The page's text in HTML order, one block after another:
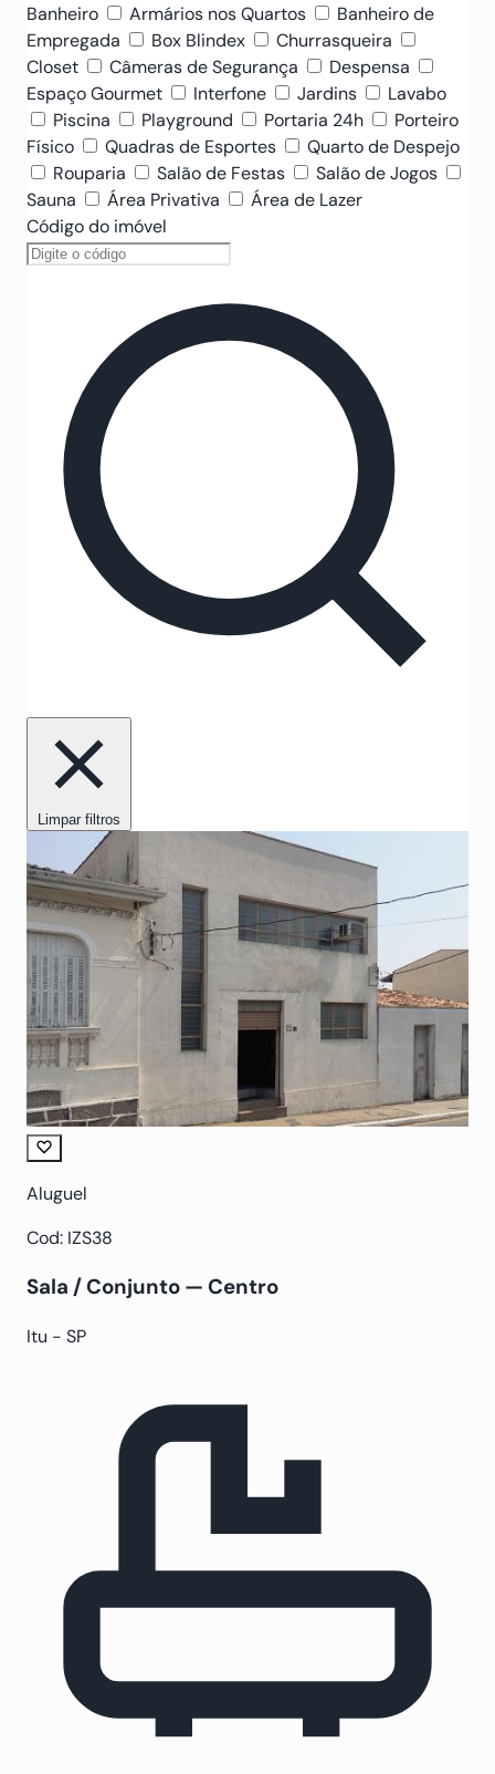
Banheiro
Armários nos Quartos
Banheiro de
Empregada
Box Blindex
Churrasqueira
Closet
Câmeras de Segurança
Despensa
Espaço Gourmet
Interfone Jardins
Lavabo
Piscina
Playground Portaria 24h
Porteiro
Físico
Quadras de Esportes
Quarto de Despejo
Rouparia
Salão de Festas
Salão de Jogos
Sauna
Área Privativa
Área de Lazer
Código do imóvel
Limpar filtros
Aluguel
Cod: IZS38
Sala / Conjunto — Centro
Itu - SP